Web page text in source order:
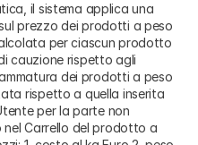
il sistema applica una
prezzo dei prodotti a peso
per ciascun prodotto
cauzione rispetto agli
dei prodotti a peso
rispetto a quella inserita
per la parte non
nel Carrello del prodotto a